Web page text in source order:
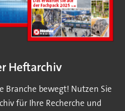
Heftarchiv
Branche bewegt! Nutzen Sie
für Ihre Recherche und